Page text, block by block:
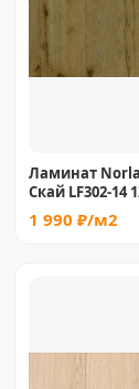
Ламинат
Скай LF302-14
1 990 ₽/м2